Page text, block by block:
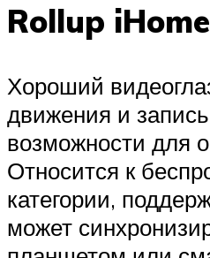
Rollup
Хороший
движения и
возможности для
Относится к
категории,
может